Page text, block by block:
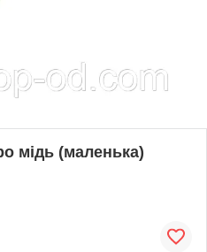
мідь (маленька)